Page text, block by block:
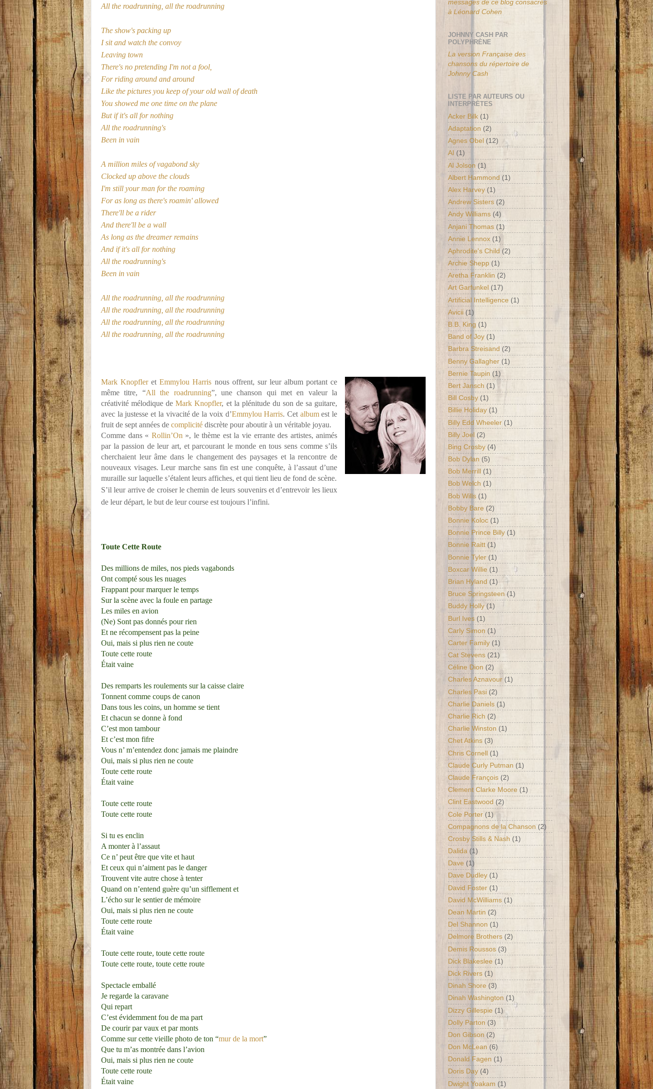
All the roadrunning, all the roadrunning
The show's packing up
I sit and watch the convoy
Leaving town
There's no pretending I'm not a fool,
For riding around and around
Like the pictures you keep of your old wall of death
You showed me one time on the plane
But if it's all for nothing
All the roadrunning's
Been in vain
A million miles of vagabond sky
Clocked up above the clouds
I'm still your man for the roaming
For as long as there's roamin' allowed
There'll be a rider
And there'll be a wall
As long as the dreamer remains
And if it's all for nothing
All the roadrunning's
Been in vain
All the roadrunning, all the roadrunning
All the roadrunning, all the roadrunning
All the roadrunning, all the roadrunning
All the roadrunning, all the roadrunning
Mark KnopfleretEmmylou Harris nous offrent, sur leur album portant ce
même titre, “All the roadrunning”, une chanson qui met en valeur la
créativité mélodique deMark Knopfler, et la plénitude du son de sa guitare,
avec la justesse et la vivacité de la voix d’Emmylou Harris. Cet albumest le
fruit de sept années de complicité discrète pour aboutir à un véritable joyau.
Comme dans « Rollin’On », le thème est la vie errante des artistes, animés
par la passion de leur art, et parcourant le monde en tous sens comme s’ils
cherchaient leur âme dans le changement des paysages et la rencontre de
nouveaux visages. Leur marche sans fin est une conquête, à l’assaut d’une
muraille sur laquelle s’étalent leurs affiches, et qui tient lieu de fond de scène.
S’il leur arrive de croiser le chemin de leurs souvenirs et d’entrevoir les lieux
de leur départ, le but de leur course est toujours l’infini.
Toute Cette Route
Des millions de miles, nos pieds vagabonds
Ont compté sous les nuages
Frappant pour marquer le temps
Sur la scène avec la foule en partage
Les miles en avion
(Ne) Sont pas donnés pour rien
Et ne récompensent pas la peine
Oui, mais si plus rien ne coute
Toute cette route
Était vaine
Des remparts les roulements sur la caisse claire
Tonnent comme coups de canon
Dans tous les coins, un homme se tient
Et chacun se donne à fond
C’est mon tambour
Et c’est mon fifre
Vous n’ m’entendez donc jamais me plaindre
Oui, mais si plus rien ne coute
Toute cette route
Était vaine
Toute cette route
Toute cette route
Si tu es enclin
A monter à l’assaut
Ce n’ peut être que vite et haut
Et ceux qui n’aiment pas le danger
Trouvent vite autre chose à tenter
Quand on n’entend guère qu’un sifflement et
L’écho sur le sentier de mémoire
Oui, mais si plus rien ne coute
Toute cette route
Était vaine
Toute cette route, toute cette route
Toute cette route, toute cette route
Spectacle emballé
Je regarde la caravane
Qui repart
C’est évidemment fou de ma part
De courir par vaux et par monts
Comme sur cette vieille photo de ton “mur de la mort”
Que tu m’as montrée dans l’avion
Oui, mais si plus rien ne coute
Toute cette route
Était vaine
messages de ce blog consacrés
à Léonard Cohen
JOHNNY CASH PAR
POLYPHRÈNE
La version Française des
chansons du répertoire de
Johnny Cash
LISTE PAR AUTEURS OU
INTERPRÈTES
Acker Bilk (1)
Adaptation (2)
Agnes Obel (12)
AI (1)
Al Jolson (1)
Albert Hammond (1)
Alex Harvey (1)
Andrew Sisters (2)
Andy Williams (4)
Anjani Thomas (1)
Annie Lennox (1)
Aphrodite's Child (2)
Archie Shepp (1)
Aretha Franklin (2)
Art Garfunkel (17)
Artificial Intelligence (1)
Avicii (1)
B.B. King (1)
Band of Joy (1)
Barbra Streisand (2)
Benny Gallagher (1)
Bernie Taupin (1)
Bert Jansch (1)
Bill Cosby (1)
Billie Holiday (1)
Billy Edd Wheeler (1)
Billy Joel (2)
Bing Crosby (4)
Bob Dylan (5)
Bob Merrill (1)
Bob Welch (1)
Bob Wills (1)
Bobby Bare (2)
Bonnie Koloc (1)
Bonnie Prince Billy (1)
Bonnie Raitt (1)
Bonnie Tyler (1)
Boxcar Willie (1)
Brian Hyland (1)
Bruce Springsteen (1)
Buddy Holly (1)
Burl Ives (1)
Carly Simon (1)
Carter Family (1)
Cat Stevens (21)
Céline Dion (2)
Charles Aznavour (1)
Charles Pasi (2)
Charlie Daniels (1)
Charlie Rich (2)
Charlie Winston (1)
Chet Atkins (3)
Chris Cornell (1)
Claude Curly Putman (1)
Claude François (2)
Clement Clarke Moore (1)
Clint Eastwood (2)
Cole Porter (1)
Compagnons de la Chanson (2)
Crosby Stills & Nash (1)
Dalida (1)
Dave (1)
Dave Dudley (1)
David Foster (1)
David McWilliams (1)
Dean Martin (2)
Del Shannon (1)
Delmore Brothers (2)
Demis Roussos (3)
Dick Blakeslee (1)
Dick Rivers (1)
Dinah Shore (3)
Dinah Washington (1)
Dizzy Gillespie (1)
Dolly Parton (3)
Don Gibson (2)
Don McLean (6)
Donald Fagen (1)
Doris Day (4)
Dwight Yoakam (1)